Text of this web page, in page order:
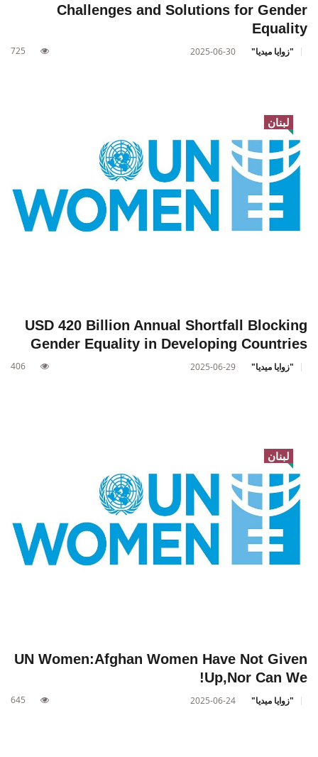
Challenges and Solutions for Gender
Equality
"زوايا ميديا" 2025-06-30
725
لبنان
USD 420 Billion Annual Shortfall Blocking
Gender Equality in Developing Countries
"زوايا ميديا" 2025-06-29
406
لبنان
UN Women:Afghan Women Have Not Given
Up,Nor Can We!
"زوايا ميديا" 2025-06-24
645